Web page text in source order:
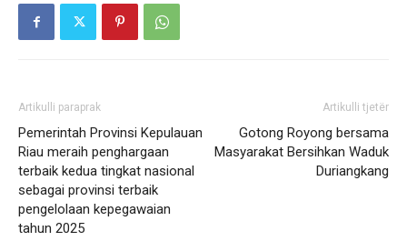
Artikulli paraprak
Pemerintah Provinsi Kepulauan
Riau meraih penghargaan
terbaik kedua tingkat nasional
sebagai provinsi terbaik
pengelolaan kepegawaian
tahun 2025
Artikulli tjetër
Gotong Royong bersama
Masyarakat Bersihkan Waduk
Duriangkang